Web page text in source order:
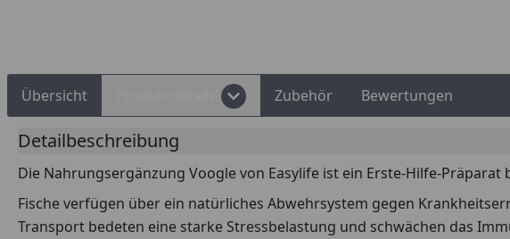
Übersicht Zubehör Bewertungen
Detailbeschreibung
Die Nahrungsergänzung Voogle von Easylife ist ein Erste-Hilfe-
Fische verfügen über ein natürliches Abwehrsystem gegen
Transport bedeten eine starke Stressbelastung und schwächen das